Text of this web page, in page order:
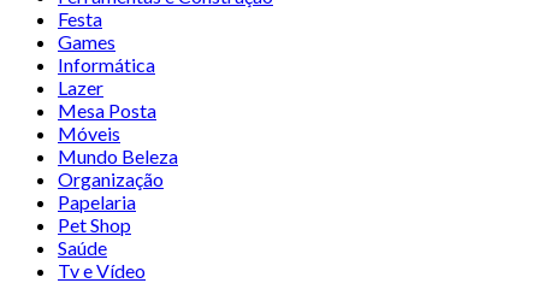
Festa
Games
Informática
Lazer
Mesa Posta
Móveis
Mundo Beleza
Organização
Papelaria
Pet Shop
Saúde
Tv e Vídeo